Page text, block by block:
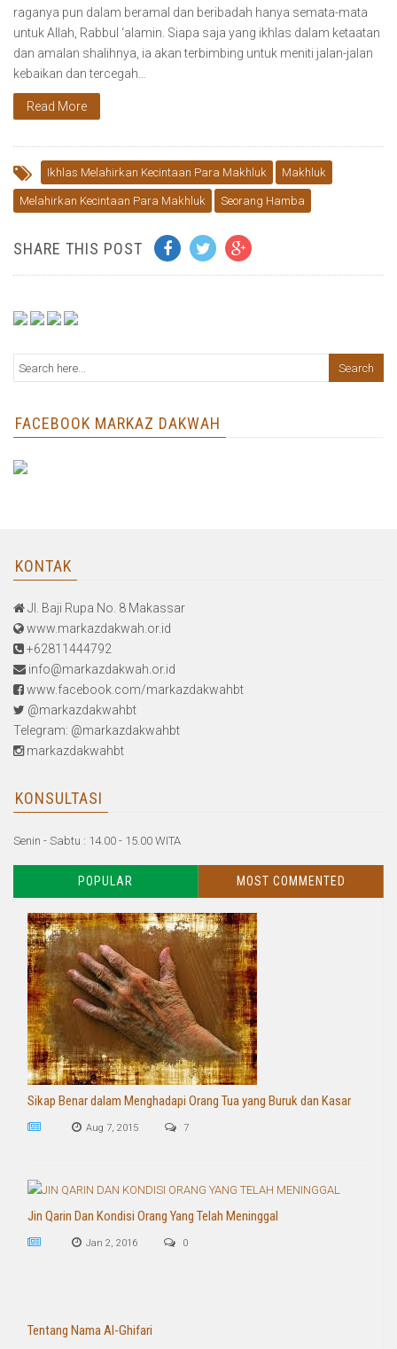
raganya pun dalam beramal dan beribadah hanya semata-mata
untuk Allah, Rabbul ‘alamin. Siapa saja yang ikhlas dalam ketaatan
dan amalan shalihnya, ia akan terbimbing untuk meniti jalan-jalan
kebaikan dan tercegah…
Read More
Ikhlas Melahirkan Kecintaan Para Makhluk Makhluk
Melahirkan Kecintaan Para Makhluk Seorang Hamba
SHARE THIS POST
FACEBOOK MARKAZ DAKWAH
KONTAK
Jl. Baji Rupa No. 8 Makassar
www.markazdakwah.or.id
+62811444792
info@markazdakwah.or.id
www.facebook.com/markazdakwahbt
@markazdakwahbt
Telegram: @markazdakwahbt
markazdakwahbt
KONSULTASI
Senin - Sabtu : 14.00 - 15.00 WITA
POPULAR MOST COMMENTED
Sikap Benar dalam Menghadapi Orang Tua yang Buruk dan Kasar
Aug 7, 2015 7
Jin Qarin Dan Kondisi Orang Yang Telah Meninggal
Jan 2, 2016 0
Tentang Nama Al-Ghifari